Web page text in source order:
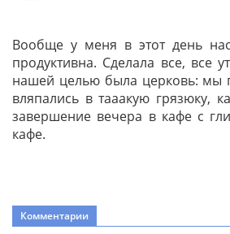
Вообще у меня в этот день
продуктивна. Сделала все,
нашей целью была церковь: мы
вляпались в тааакую грязюку,
завершение вечера в кафе с
кафе.
Комментарии